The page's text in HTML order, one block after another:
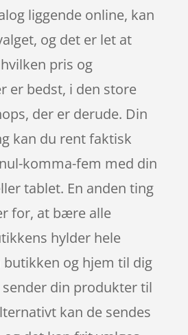
liggende online, kan
og det er let at
pris og
er bedst, i den store
der er derude. Din
kan du rent faktisk
komma-fem med din
tablet. En anden ting
for, at bære alle
hylder hele
butikken og hjem til dig
sender din produkter til
kan de sendes